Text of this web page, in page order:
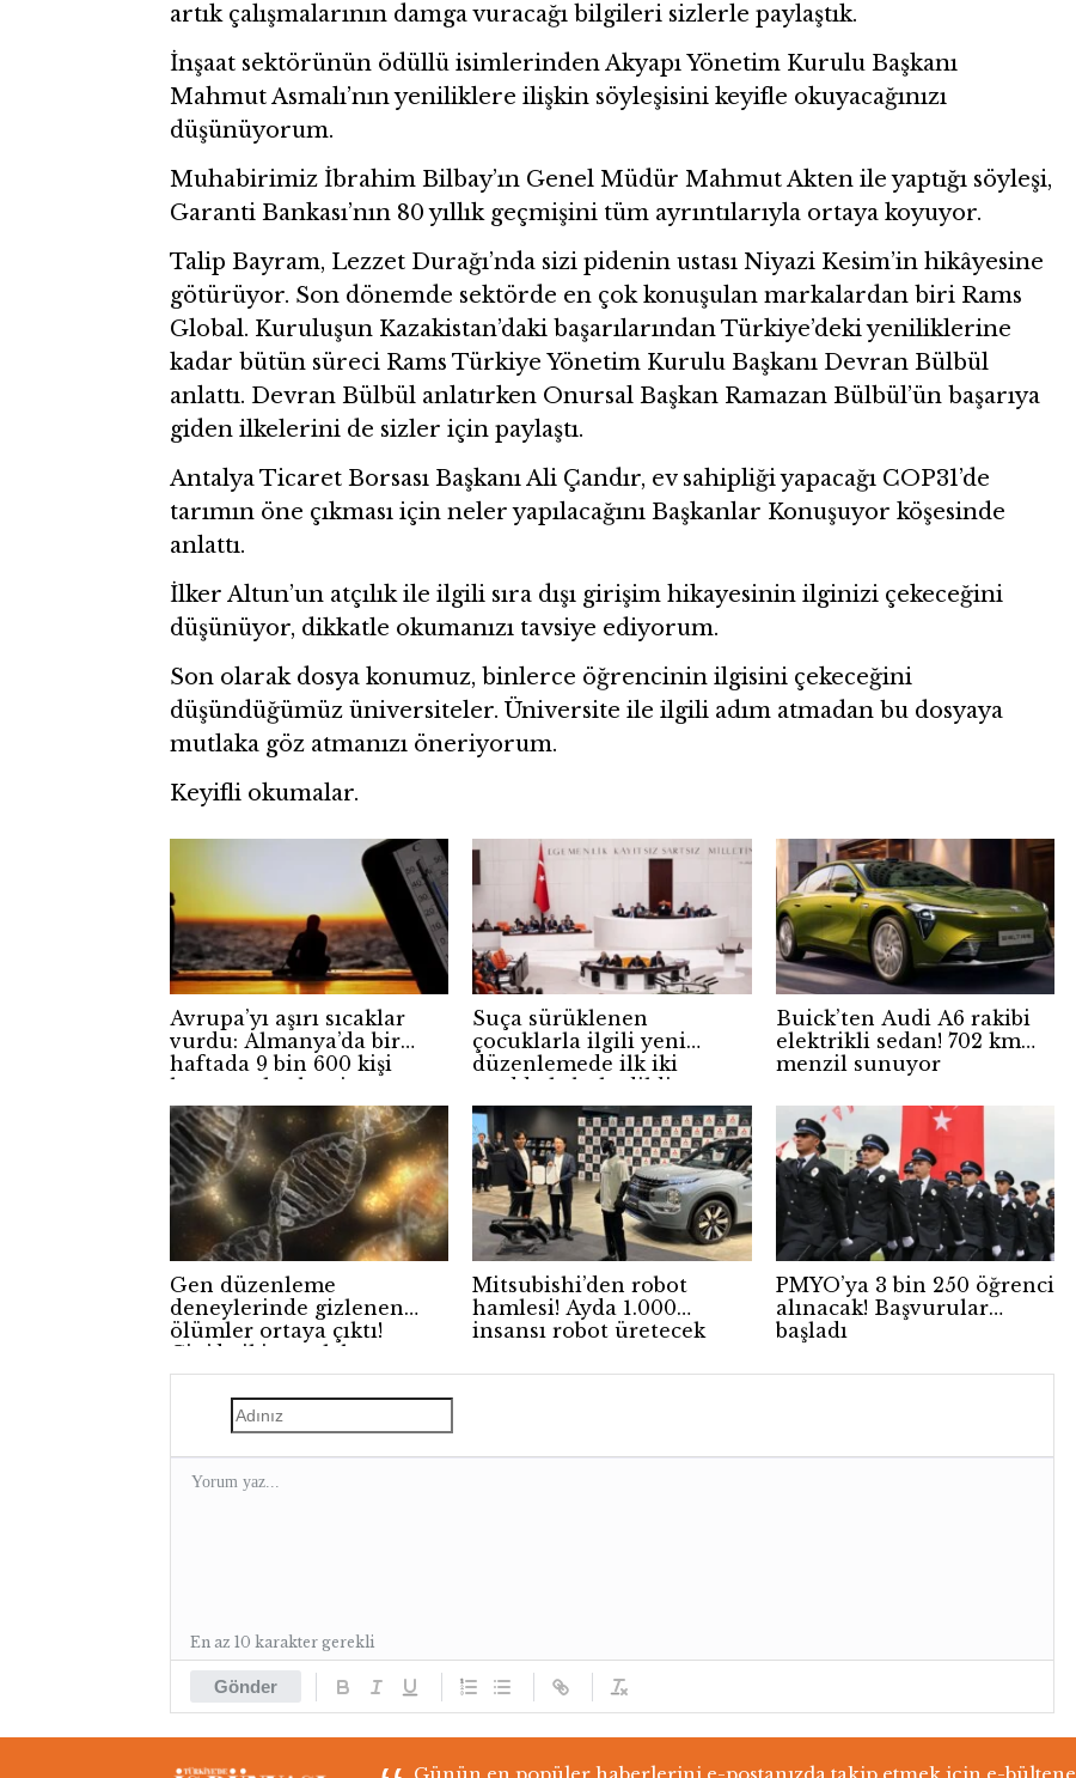
artık çalışmalarının damga vuracağı bilgileri sizlerle paylaştık.
İnşaat sektörünün ödüllü isimlerinden Akyapı Yönetim Kurulu Başkanı
Mahmut Asmalı’nın yeniliklere ilişkin söyleşisini keyifle okuyacağınızı
düşünüyorum.
Muhabirimiz İbrahim Bilbay’ın Genel Müdür Mahmut Akten ile yaptığı söyleşi,
Garanti Bankası’nın 80 yıllık geçmişini tüm ayrıntılarıyla ortaya koyuyor.
Talip Bayram, Lezzet Durağı’nda sizi pidenin ustası Niyazi Kesim’in hikâyesine
götürüyor. Son dönemde sektörde en çok konuşulan markalardan biri Rams
Global. Kuruluşun Kazakistan’daki başarılarından Türkiye’deki yeniliklerine
kadar bütün süreci Rams Türkiye Yönetim Kurulu Başkanı Devran Bülbül
anlattı. Devran Bülbül anlatırken Onursal Başkan Ramazan Bülbül’ün başarıya
giden ilkelerini de sizler için paylaştı.
Antalya Ticaret Borsası Başkanı Ali Çandır, ev sahipliği yapacağı COP31’de
tarımın öne çıkması için neler yapılacağını Başkanlar Konuşuyor köşesinde
anlattı.
İlker Altun’un atçılık ile ilgili sıra dışı girişim hikayesinin ilginizi çekeceğini
düşünüyor, dikkatle okumanızı tavsiye ediyorum.
Son olarak dosya konumuz, binlerce öğrencinin ilgisini çekeceğini
düşündüğümüz üniversiteler. Üniversite ile ilgili adım atmadan bu dosyaya
mutlaka göz atmanızı öneriyorum.
Keyifli okumalar.
Avrupa’yı aşırı sıcaklar
vurdu: Almanya’da bir
haftada 9 bin 600 kişi
hayatını kaybetti
Suça sürüklenen
çocuklarla ilgili yeni
düzenlemede ilk iki
madde kabul edildi
Buick’ten Audi A6 rakibi
elektrikli sedan! 702 km
menzil sunuyor
Gen düzenleme
deneylerinde gizlenen
ölümler ortaya çıktı!
Çin’de iki çocuk hayatını
kaybetti
Mitsubishi’den robot
hamlesi! Ayda 1.000
insansı robot üretecek
PMYO’ya 3 bin 250 öğrenci
alınacak! Başvurular
başladı
Gönder
En az 10 karakter gerekli